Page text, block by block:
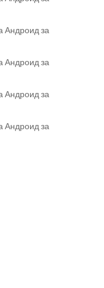
Андроид за
Андроид за
Андроид за
Андроид за